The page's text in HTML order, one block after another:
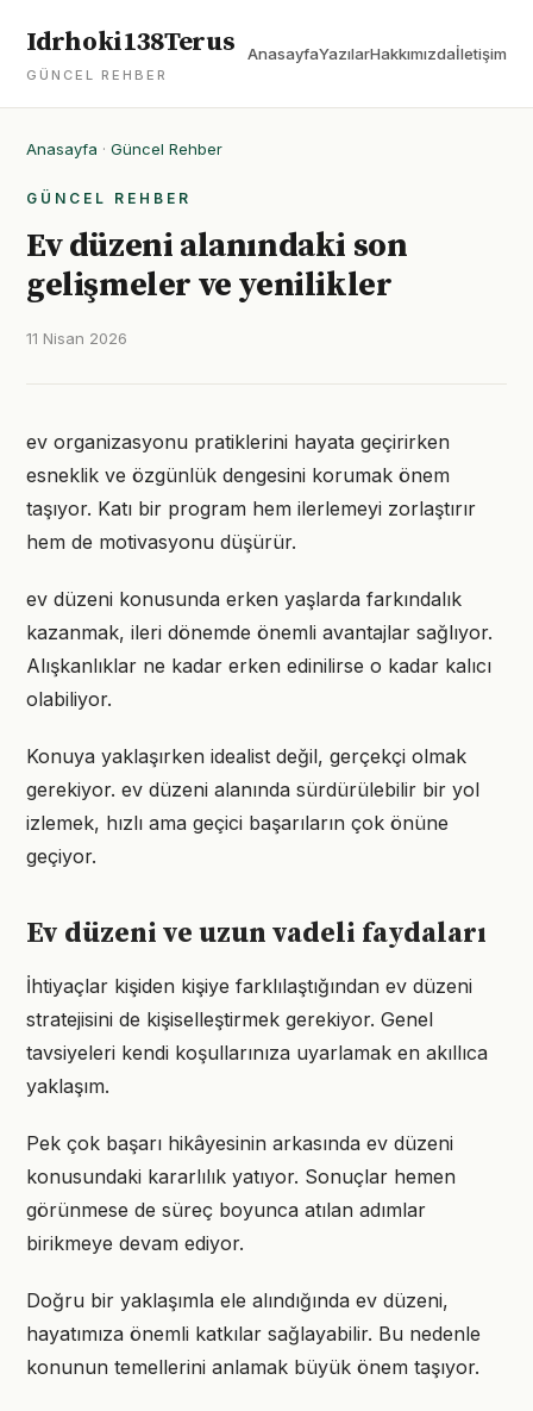
Idrhoki138Terus
GÜNCEL REHBER
AnasayfaYazılarHakkımızdaİletişim
Anasayfa · Güncel Rehber
GÜNCEL REHBER
Ev düzeni alanındaki son
gelişmeler ve yenilikler
11 Nisan 2026
ev organizasyonu pratiklerini hayata geçirirken
esneklik ve özgünlük dengesini korumak önem
taşıyor. Katı bir program hem ilerlemeyi zorlaştırır
hem de motivasyonu düşürür.
ev düzeni konusunda erken yaşlarda farkındalık
kazanmak, ileri dönemde önemli avantajlar sağlıyor.
Alışkanlıklar ne kadar erken edinilirse o kadar kalıcı
olabiliyor.
Konuya yaklaşırken idealist değil, gerçekçi olmak
gerekiyor. ev düzeni alanında sürdürülebilir bir yol
izlemek, hızlı ama geçici başarıların çok önüne
geçiyor.
Ev düzeni ve uzun vadeli faydaları
İhtiyaçlar kişiden kişiye farklılaştığından ev düzeni
stratejisini de kişiselleştirmek gerekiyor. Genel
tavsiyeleri kendi koşullarınıza uyarlamak en akıllıca
yaklaşım.
Pek çok başarı hikâyesinin arkasında ev düzeni
konusundaki kararlılık yatıyor. Sonuçlar hemen
görünmese de süreç boyunca atılan adımlar
birikmeye devam ediyor.
Doğru bir yaklaşımla ele alındığında ev düzeni,
hayatımıza önemli katkılar sağlayabilir. Bu nedenle
konunun temellerini anlamak büyük önem taşıyor.